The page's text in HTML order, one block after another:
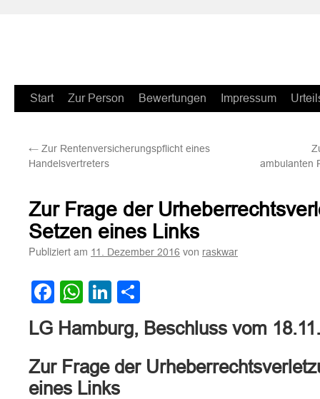
Zum
springen
Start Zur Person Bewertungen Impressum
← Zur Rentenversicherungspflicht eines
Handelsvertreters
ambulanten
Zur Frage der
Setzen eines Links
Publiziert am 11. Dezember 2016 von raskwar
Facebook
WhatsApp
LinkedIn
LG Hamburg, Beschluss vom
Zur Frage der
eines Links